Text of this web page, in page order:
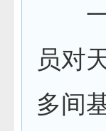
一
员对
多间